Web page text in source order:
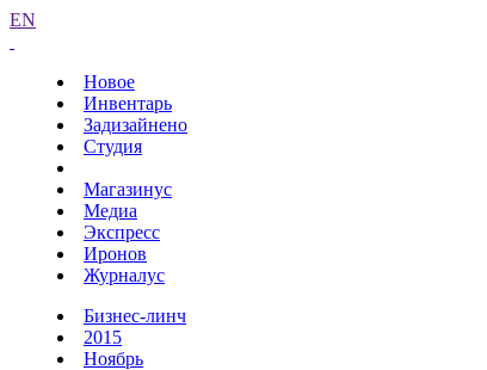
EN
Новое
Инвентарь
Задизайнено
Студия
Магазинус
Медиа
Экспресс
Иронов
Журналус
Бизнес-линч
2015
Ноябрь